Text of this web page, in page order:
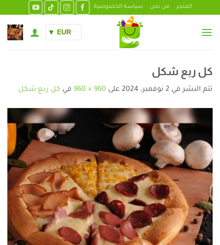
المتجر من نحن سياسة الخصوصية
EUR
كل ربع شكل
تتم النشر في 2 نوفمبر، 2024 على 960 × 960 في كل ربع شكل